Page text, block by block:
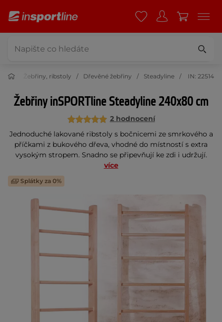
Žebřiny, ribstoly Dřevěné žebřiny Steadyline IN: 22514
Žebřiny inSPORTline Steadyline 240x80 cm
2 hodnocení
Jednoduché lakované ribstoly s bočnicemi ze smrkového a
příčkami z bukového dřeva, vhodné do místností s extra
vysokým stropem. Snadno se připevňují ke zdi i udržují.
více
Splátky za 0%